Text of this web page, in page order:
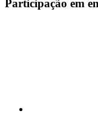
Participação em